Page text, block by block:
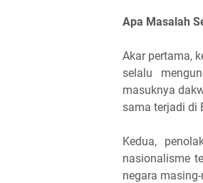
Apa Masalah
Akar pertama,
selalu
masuknya
sama terjadi di
Kedua,
nasionalisme
negara